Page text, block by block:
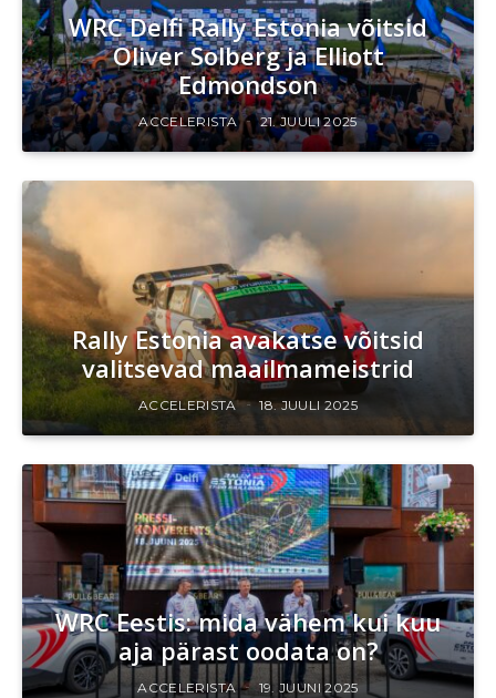
WRC Delfi Rally Estonia võitsid
Oliver Solberg ja Elliott
Edmondson
ACCELERISTA 21. JUULI 2025
Rally Estonia avakatse võitsid
valitsevad maailmameistrid
ACCELERISTA 18. JUULI 2025
WRC Eestis: mida vähem kui kuu
aja pärast oodata on?
ACCELERISTA 19. JUUNI 2025